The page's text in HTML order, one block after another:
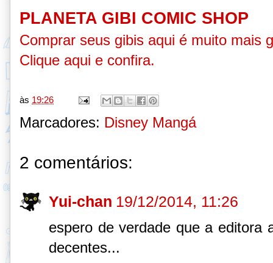
PLANETA GIBI COMIC SHOP
Comprar seus gibis aqui é muito mais
Clique aqui e confira.
às 19:26
Marcadores: Disney Mangá
2 comentários:
Yui-chan 19/12/2014, 11:26
espero de verdade que a editora
decentes...